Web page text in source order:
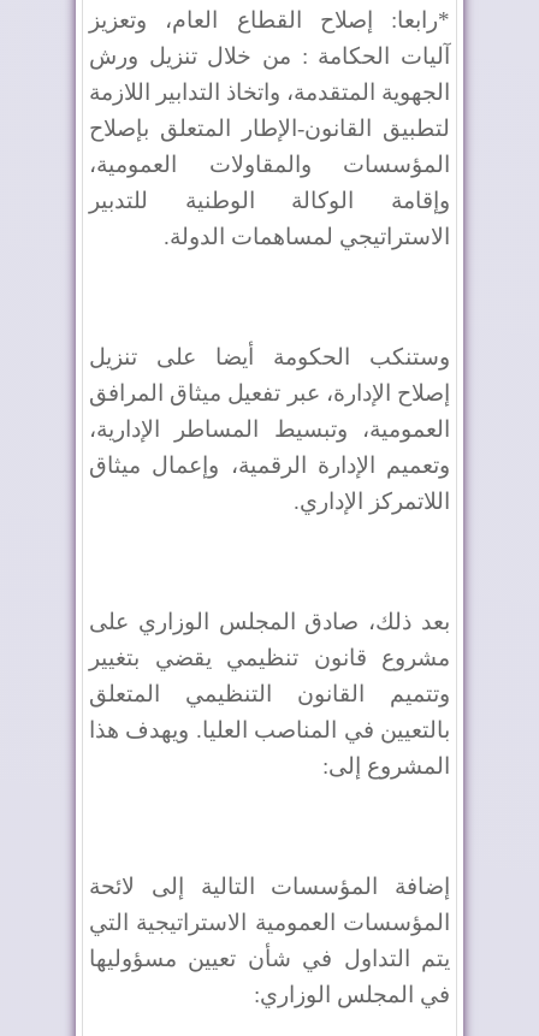
*رابعا: إصلاح القطاع العام، وتعزيز
آليات الحكامة : من خلال تنزيل ورش
الجهوية المتقدمة، واتخاذ التدابير اللازمة
لتطبيق القانون-الإطار المتعلق بإصلاح
المؤسسات والمقاولات العمومية،
وإقامة الوكالة الوطنية للتدبير
الاستراتيجي لمساهمات الدولة.
وستنكب الحكومة أيضا على تنزيل
إصلاح الإدارة، عبر تفعيل ميثاق المرافق
العمومية، وتبسيط المساطر الإدارية،
وتعميم الإدارة الرقمية، وإعمال ميثاق
اللاتمركز الإداري.
بعد ذلك، صادق المجلس الوزاري على
مشروع قانون تنظيمي يقضي بتغيير
وتتميم القانون التنظيمي المتعلق
بالتعيين في المناصب العليا. ويهدف هذا
المشروع إلى:
إضافة المؤسسات التالية إلى لائحة
المؤسسات العمومية الاستراتيجية التي
يتم التداول في شأن تعيين مسؤوليها
في المجلس الوزاري: